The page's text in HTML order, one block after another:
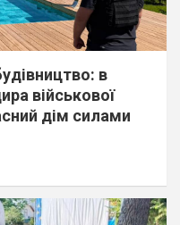
в
військової
дім силами